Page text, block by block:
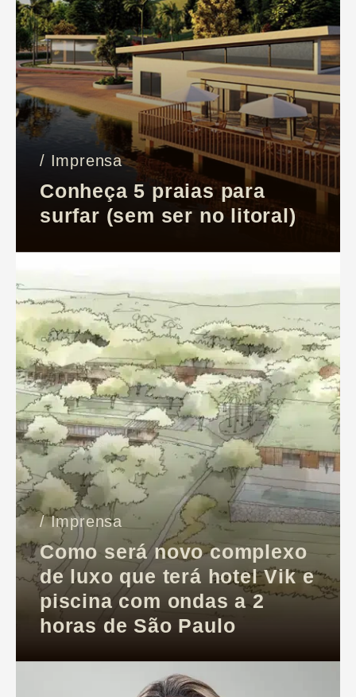
/ Imprensa
Conheça 5 praias para
surfar (sem ser no litoral)
/ Imprensa
Como será novo complexo
de luxo que terá hotel Vik e
piscina com ondas a 2
horas de São Paulo